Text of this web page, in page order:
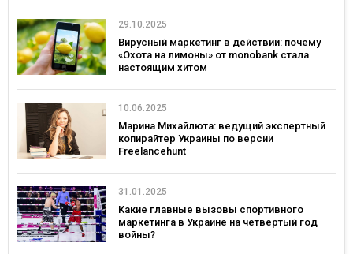
29.10.2025
Вирусный маркетинг в действии: почему
«Охота на лимоны» от monobank стала
настоящим хитом
10.06.2025
Марина Михайлюта: ведущий экспертный
копирайтер Украины по версии
Freelancehunt
31.01.2025
Какие главные вызовы спортивного
маркетинга в Украине на четвертый год
войны?